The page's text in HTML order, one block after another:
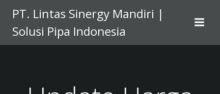
to
content
PT. Lintas Sinergy Mandiri |
Solusi Pipa Indonesia